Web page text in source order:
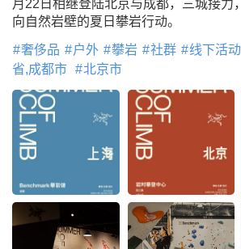
月22日相继登陆北京与成都，三城接力
向自然岩壁的夏日攀岩行动。
奢侈品 户外 攀岩 社群 线下活动
省,成都市
北京市